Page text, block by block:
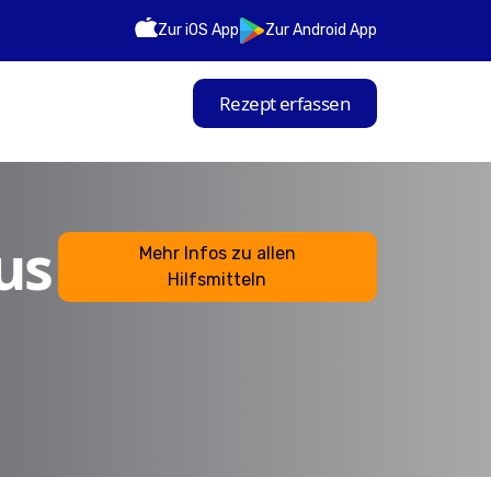
Zur iOS App Zur Android App
Rezept erfassen
Mehr Infos zu allen
Hilfsmitteln